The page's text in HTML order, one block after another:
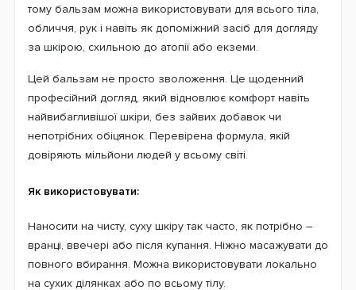
тому бальзам можна використовувати для всього тіла,
обличчя, рук і навіть як допоміжний засіб для догляду
за шкірою, схильною до атопії або екземи.
Цей бальзам не просто зволоження. Це щоденний
професійний догляд, який відновлює комфорт навіть
найвибагливішої шкіри, без зайвих добавок чи
непотрібних обіцянок. Перевірена формула, якій
довіряють мільйони людей у ​​всьому світі.
Як використовувати:
Наносити на чисту, суху шкіру так часто, як потрібно –
вранці, ввечері або після купання. Ніжно масажувати до
повного вбирання. Можна використовувати локально
на сухих ділянках або по всьому тілу.